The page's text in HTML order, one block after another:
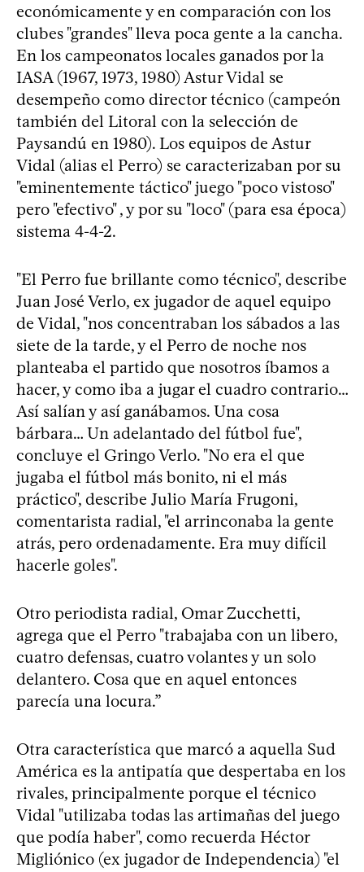
económicamente y en comparación con los
clubes "grandes" lleva poca gente a la cancha.
En los campeonatos locales ganados por la
IASA (1967, 1973, 1980) Astur Vidal se
desempeño como director técnico (campeón
también del Litoral con la selección de
Paysandú en 1980). Los equipos de Astur
Vidal (alias el Perro) se caracterizaban por su
"eminentemente táctico" juego "poco vistoso"
pero "efectivo" , y por su "loco" (para esa época)
sistema 4-4-2.
"El Perro fue brillante como técnico", describe
Juan José Verlo, ex jugador de aquel equipo
de Vidal, "nos concentraban los sábados a las
siete de la tarde, y el Perro de noche nos
planteaba el partido que nosotros íbamos a
hacer, y como iba a jugar el cuadro contrario…
Así salían y así ganábamos. Una cosa
bárbara… Un adelantado del fútbol fue",
concluye el Gringo Verlo. "No era el que
jugaba el fútbol más bonito, ni el más
práctico", describe Julio María Frugoni,
comentarista radial, "el arrinconaba la gente
atrás, pero ordenadamente. Era muy difícil
hacerle goles".
Otro periodista radial, Omar Zucchetti,
agrega que el Perro "trabajaba con un libero,
cuatro defensas, cuatro volantes y un solo
delantero. Cosa que en aquel entonces
parecía una locura.”
Otra característica que marcó a aquella Sud
América es la antipatía que despertaba en los
rivales, principalmente porque el técnico
Vidal "utilizaba todas las artimañas del juego
que podía haber", como recuerda Héctor
Migliónico (ex jugador de Independencia) "el